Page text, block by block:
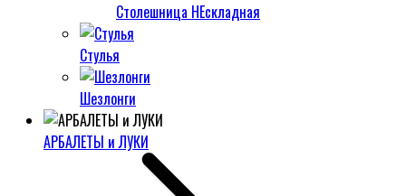
Столешница НЕскладная
Стулья
Шезлонги
АРБАЛЕТЫ и ЛУКИ